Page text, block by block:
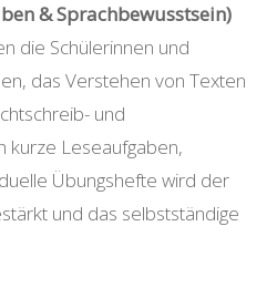
& Sprachbewusstsein)
die Schülerinnen und
das Verstehen von Texten
und
kurze Leseaufgaben,
Übungshefte wird der
und das selbstständige